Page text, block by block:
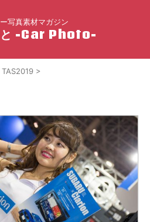
写真素材マガジン
と -Car Photo-
TAS2019 >